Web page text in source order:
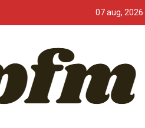
07 aug, 2026